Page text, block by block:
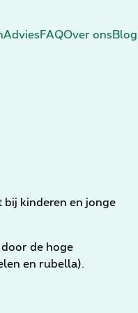
Advies FAQOver ons Blog
bij kinderen en jonge
de hoge
en rubella).